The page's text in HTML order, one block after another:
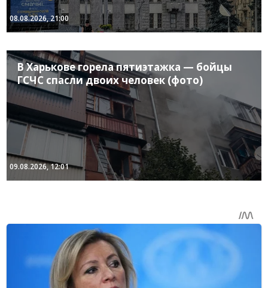
08.08.2026, 21:00
В Харькове горела пятиэтажка — бойцы
ГСЧС спасли двоих человек (фото)
09.08.2026, 12:01